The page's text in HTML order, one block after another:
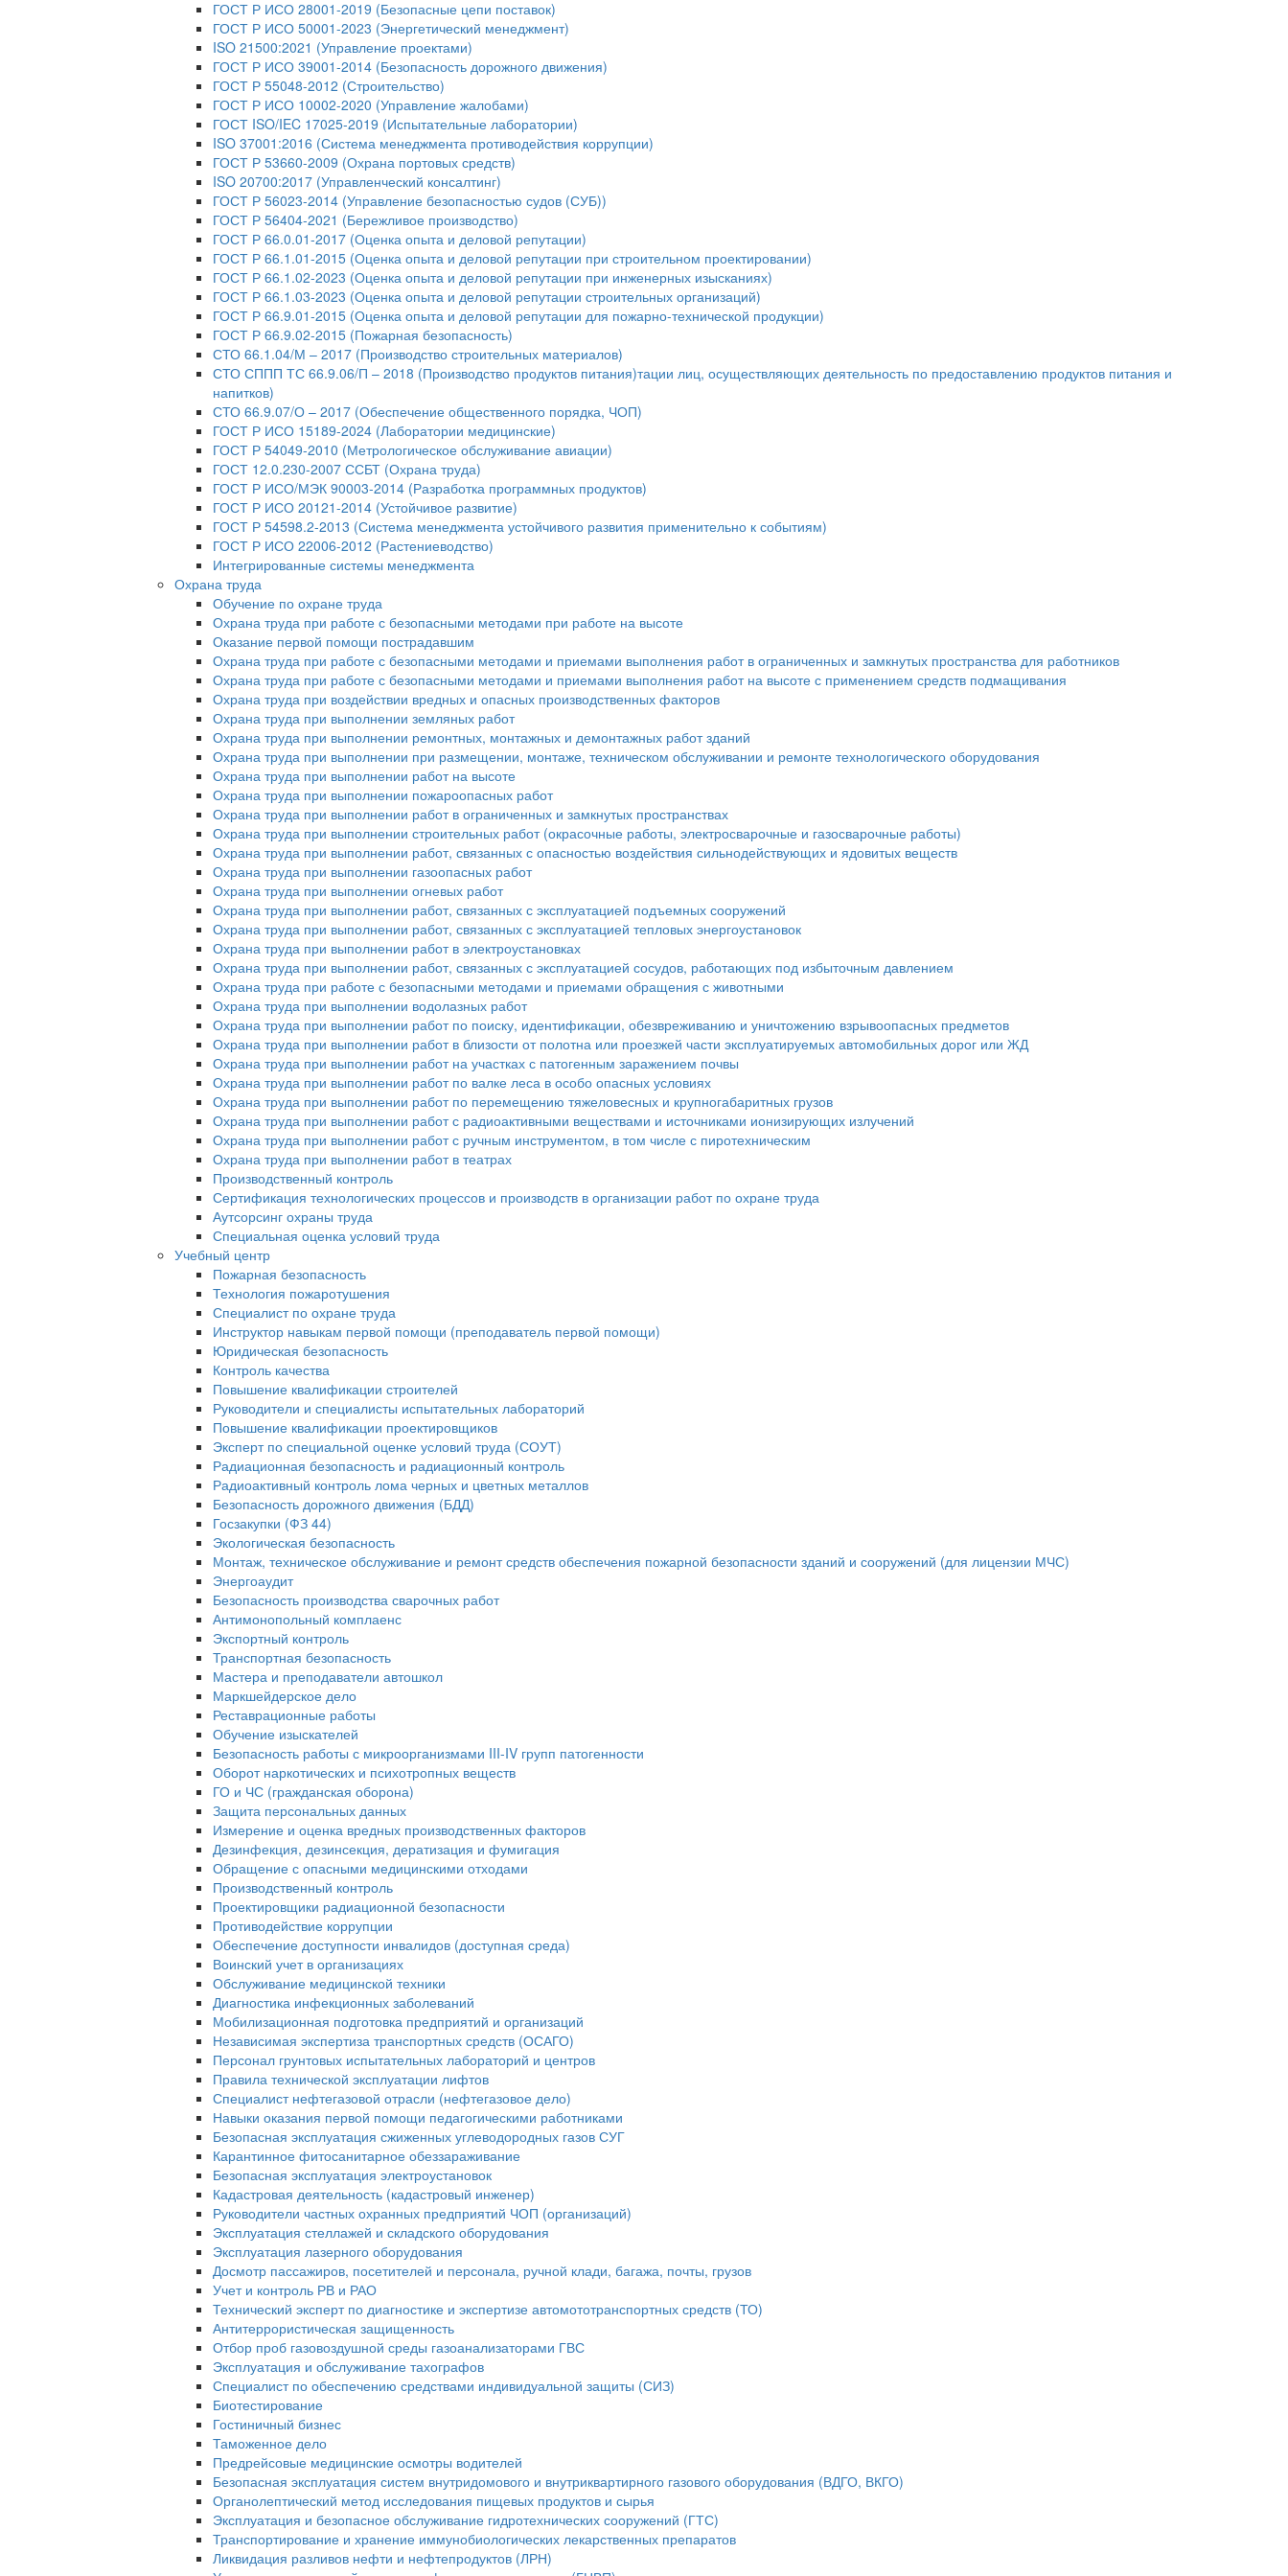
ГОСТ Р ИСО 28001-2019 (Безопасные цепи поставок)
ГОСТ Р ИСО 50001-2023 (Энергетический менеджмент)
ISO 21500:2021 (Управление проектами)
ГОСТ Р ИСО 39001-2014 (Безопасность дорожного движения)
ГОСТ Р 55048-2012 (Строительство)
ГОСТ Р ИСО 10002-2020 (Управление жалобами)
ГОСТ ISO/IEC 17025-2019 (Испытательные лаборатории)
ISO 37001:2016 (Система менеджмента противодействия коррупции)
ГОСТ Р 53660-2009 (Охрана портовых средств)
ISO 20700:2017 (Управленческий консалтинг)
ГОСТ Р 56023-2014 (Управление безопасностью судов (СУБ))
ГОСТ Р 56404-2021 (Бережливое производство)
ГОСТ Р 66.0.01-2017 (Оценка опыта и деловой репутации)
ГОСТ Р 66.1.01-2015 (Оценка опыта и деловой репутации при строительном проектировании)
ГОСТ Р 66.1.02-2023 (Оценка опыта и деловой репутации при инженерных изысканиях)
ГОСТ Р 66.1.03-2023 (Оценка опыта и деловой репутации строительных организаций)
ГОСТ Р 66.9.01-2015 (Оценка опыта и деловой репутации для пожарно-технической продукции)
ГОСТ Р 66.9.02-2015 (Пожарная безопасность)
СТО 66.1.04/М – 2017 (Производство строительных материалов)
СТО СППП ТС 66.9.06/П – 2018 (Производство продуктов питания)тации лиц, осуществляющих деятельность по предоставлению продуктов питания и
напитков)
СТО 66.9.07/О – 2017 (Обеспечение общественного порядка, ЧОП)
ГОСТ Р ИСО 15189-2024 (Лаборатории медицинские)
ГОСТ Р 54049-2010 (Метрологическое обслуживание авиации)
ГОСТ 12.0.230-2007 ССБТ (Охрана труда)
ГОСТ Р ИСО/МЭК 90003-2014 (Разработка программных продуктов)
ГОСТ Р ИСО 20121-2014 (Устойчивое развитие)
ГОСТ Р 54598.2-2013 (Система менеджмента устойчивого развития применительно к событиям)
ГОСТ Р ИСО 22006-2012 (Растениеводство)
Интегрированные системы менеджмента
Охрана труда
Обучение по охране труда
Охрана труда при работе с безопасными методами при работе на высоте
Оказание первой помощи пострадавшим
Охрана труда при работе с безопасными методами и приемами выполнения работ в ограниченных и замкнутых пространства для работников
Охрана труда при работе с безопасными методами и приемами выполнения работ на высоте с применением средств подмащивания
Охрана труда при воздействии вредных и опасных производственных факторов
Охрана труда при выполнении земляных работ
Охрана труда при выполнении ремонтных, монтажных и демонтажных работ зданий
Охрана труда при выполнении при размещении, монтаже, техническом обслуживании и ремонте технологического оборудования
Охрана труда при выполнении работ на высоте
Охрана труда при выполнении пожароопасных работ
Охрана труда при выполнении работ в ограниченных и замкнутых пространствах
Охрана труда при выполнении строительных работ (окрасочные работы, электросварочные и газосварочные работы)
Охрана труда при выполнении работ, связанных с опасностью воздействия сильнодействующих и ядовитых веществ
Охрана труда при выполнении газоопасных работ
Охрана труда при выполнении огневых работ
Охрана труда при выполнении работ, связанных с эксплуатацией подъемных сооружений
Охрана труда при выполнении работ, связанных с эксплуатацией тепловых энергоустановок
Охрана труда при выполнении работ в электроустановках
Охрана труда при выполнении работ, связанных с эксплуатацией сосудов, работающих под избыточным давлением
Охрана труда при работе с безопасными методами и приемами обращения с животными
Охрана труда при выполнении водолазных работ
Охрана труда при выполнении работ по поиску, идентификации, обезвреживанию и уничтожению взрывоопасных предметов
Охрана труда при выполнении работ в близости от полотна или проезжей части эксплуатируемых автомобильных дорог или ЖД
Охрана труда при выполнении работ на участках с патогенным заражением почвы
Охрана труда при выполнении работ по валке леса в особо опасных условиях
Охрана труда при выполнении работ по перемещению тяжеловесных и крупногабаритных грузов
Охрана труда при выполнении работ с радиоактивными веществами и источниками ионизирующих излучений
Охрана труда при выполнении работ с ручным инструментом, в том числе с пиротехническим
Охрана труда при выполнении работ в театрах
Производственный контроль
Сертификация технологических процессов и производств в организации работ по охране труда
Аутсорсинг охраны труда
Специальная оценка условий труда
Учебный центр
Пожарная безопасность
Технология пожаротушения
Специалист по охране труда
Инструктор навыкам первой помощи (преподаватель первой помощи)
Юридическая безопасность
Контроль качества
Повышение квалификации строителей
Руководители и специалисты испытательных лабораторий
Повышение квалификации проектировщиков
Эксперт по специальной оценке условий труда (СОУТ)
Радиационная безопасность и радиационный контроль
Радиоактивный контроль лома черных и цветных металлов
Безопасность дорожного движения (БДД)
Госзакупки (ФЗ 44)
Экологическая безопасность
Монтаж, техническое обслуживание и ремонт средств обеспечения пожарной безопасности зданий и сооружений (для лицензии МЧС)
Энергоаудит
Безопасность производства сварочных работ
Антимонопольный комплаенс
Экспортный контроль
Транспортная безопасность
Мастера и преподаватели автошкол
Маркшейдерское дело
Реставрационные работы
Обучение изыскателей
Безопасность работы с микроорганизмами III-IV групп патогенности
Оборот наркотических и психотропных веществ
ГО и ЧС (гражданская оборона)
Защита персональных данных
Измерение и оценка вредных производственных факторов
Дезинфекция, дезинсекция, дератизация и фумигация
Обращение с опасными медицинскими отходами
Производственный контроль
Проектировщики радиационной безопасности
Противодействие коррупции
Обеспечение доступности инвалидов (доступная среда)
Воинский учет в организациях
Обслуживание медицинской техники
Диагностика инфекционных заболеваний
Мобилизационная подготовка предприятий и организаций
Независимая экспертиза транспортных средств (ОСАГО)
Персонал грунтовых испытательных лабораторий и центров
Правила технической эксплуатации лифтов
Специалист нефтегазовой отрасли (нефтегазовое дело)
Навыки оказания первой помощи педагогическими работниками
Безопасная эксплуатация сжиженных углеводородных газов СУГ
Карантинное фитосанитарное обеззараживание
Безопасная эксплуатация электроустановок
Кадастровая деятельность (кадастровый инженер)
Руководители частных охранных предприятий ЧОП (организаций)
Эксплуатация стеллажей и складского оборудования
Эксплуатация лазерного оборудования
Досмотр пассажиров, посетителей и персонала, ручной клади, багажа, почты, грузов
Учет и контроль РВ и РАО
Технический эксперт по диагностике и экспертизе автомототранспортных средств (ТО)
Антитеррористическая защищенность
Отбор проб газовоздушной среды газоанализаторами ГВС
Эксплуатация и обслуживание тахографов
Специалист по обеспечению средствами индивидуальной защиты (СИЗ)
Биотестирование
Гостиничный бизнес
Таможенное дело
Предрейсовые медицинские осмотры водителей
Безопасная эксплуатация систем внутридомового и внутриквартирного газового оборудования (ВДГО, ВКГО)
Органолептический метод исследования пищевых продуктов и сырья
Эксплуатация и безопасное обслуживание гидротехнических сооружений (ГТС)
Транспортирование и хранение иммунобиологических лекарственных препаратов
Ликвидация разливов нефти и нефтепродуктов (ЛРН)